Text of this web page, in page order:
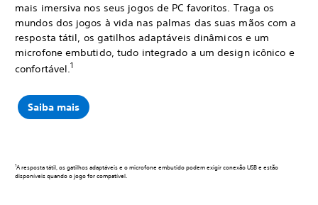
mais imersiva nos seus jogos de PC favoritos. Traga os
mundos dos jogos à vida nas palmas das suas mãos com a
resposta tátil, os gatilhos adaptáveis dinâmicos e um
microfone embutido, tudo integrado a um design icônico e
confortável. 1
Saiba mais
1A resposta tátil, os gatilhos adaptáveis e o microfone embutido podem exigir conexão USB e estão
disponíveis quando o jogo for compatível.